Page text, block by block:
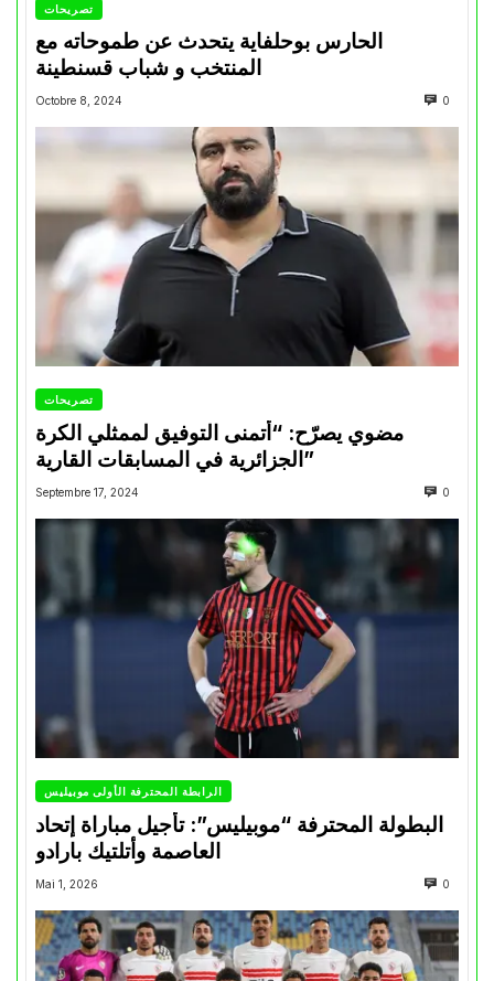
تصريحات
الحارس بوحلفاية يتحدث عن طموحاته مع
المنتخب و شباب قسنطينة
Octobre 8, 2024 0
تصريحات
مضوي يصرّح: “أتمنى التوفيق لممثلي الكرة
الجزائرية في المسابقات القارية”
Septembre 17, 2024 0
الرابطة المحترفة الأولى موبيليس
البطولة المحترفة “موبيليس”: تأجيل مباراة إتحاد
العاصمة وأتلتيك بارادو
Mai 1, 2026 0